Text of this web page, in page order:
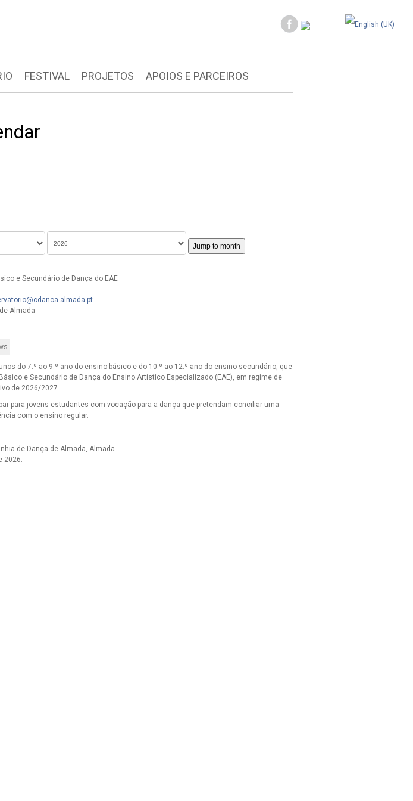
FESTIVAL PROJETOS APOIOS E PARCEIROS
Jump to month
e Secundário de Dança do EAE
almada.pt
Almada
do 7.º ao 9.º ano do ensino básico e do 10.º ao 12.º ano do ensino secundário, que
e Secundário de Dança do Ensino Artístico Especializado (EAE), em regime de
de 2026/2027.
para jovens estudantes com vocação para a dança que pretendam conciliar uma
com o ensino regular.
de Dança de Almada, Almada
2026.